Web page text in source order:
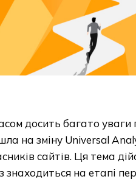
досить багато уваги
на зміну Universal
сайтів. Ця тема
на етапі